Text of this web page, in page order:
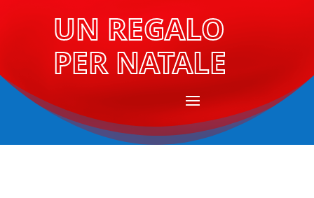
UN REGALO
PER NATALE